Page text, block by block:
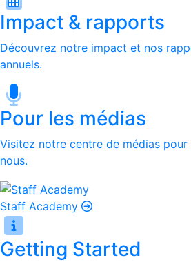
Impact & rapports
Découvrez notre impact et nos
annuels.
Pour les médias
Visitez notre centre de médias pour
nous.
Staff Academy
Getting Started